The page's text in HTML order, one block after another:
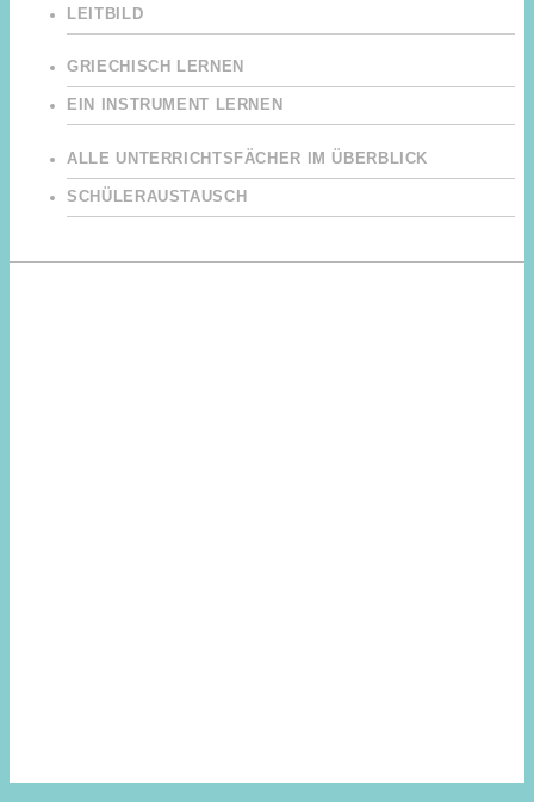
LEITBILD
GRIECHISCH LERNEN
EIN INSTRUMENT LERNEN
ALLE UNTERRICHTSFÄCHER IM ÜBERBLICK
SCHÜLERAUSTAUSCH